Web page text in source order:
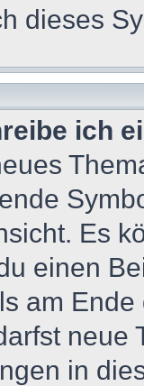
dieses
ich
Es
einen
am
neue
in